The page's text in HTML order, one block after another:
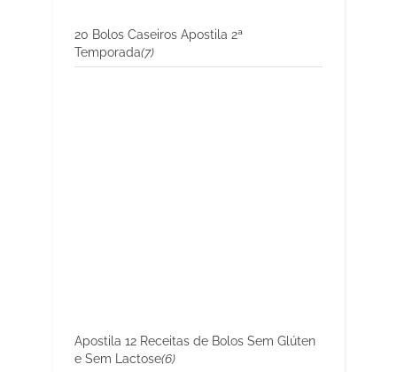
20 Bolos Caseiros Apostila 2ª
Temporada(7)
Apostila 12 Receitas de Bolos Sem Glúten
e Sem Lactose(6)